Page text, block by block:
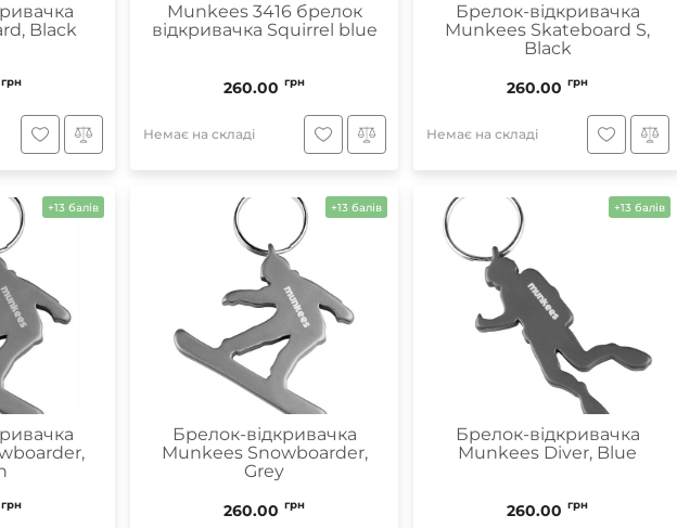
Black
грн
Munkees 3416 брелок
відкривачка Squirrel blue
260.00 грн
Немає на складі
Брелок-відкривачка
Munkees Skateboard S,
Black
260.00 грн
Немає на складі
+13 балів
грн
+13 балів
Брелок-відкривачка
Munkees Snowboarder,
Grey
260.00 грн
+13 балів
Брелок-відкривачка
Munkees Diver, Blue
260.00 грн